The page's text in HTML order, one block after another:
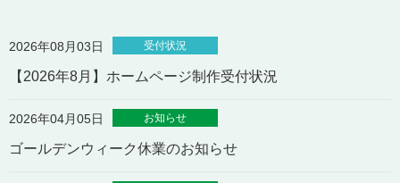
2026年08月03日 受付状況
【2026年8月】ホームページ制作受付状況
2026年04月05日 お知らせ
ゴールデンウィーク休業のお知らせ